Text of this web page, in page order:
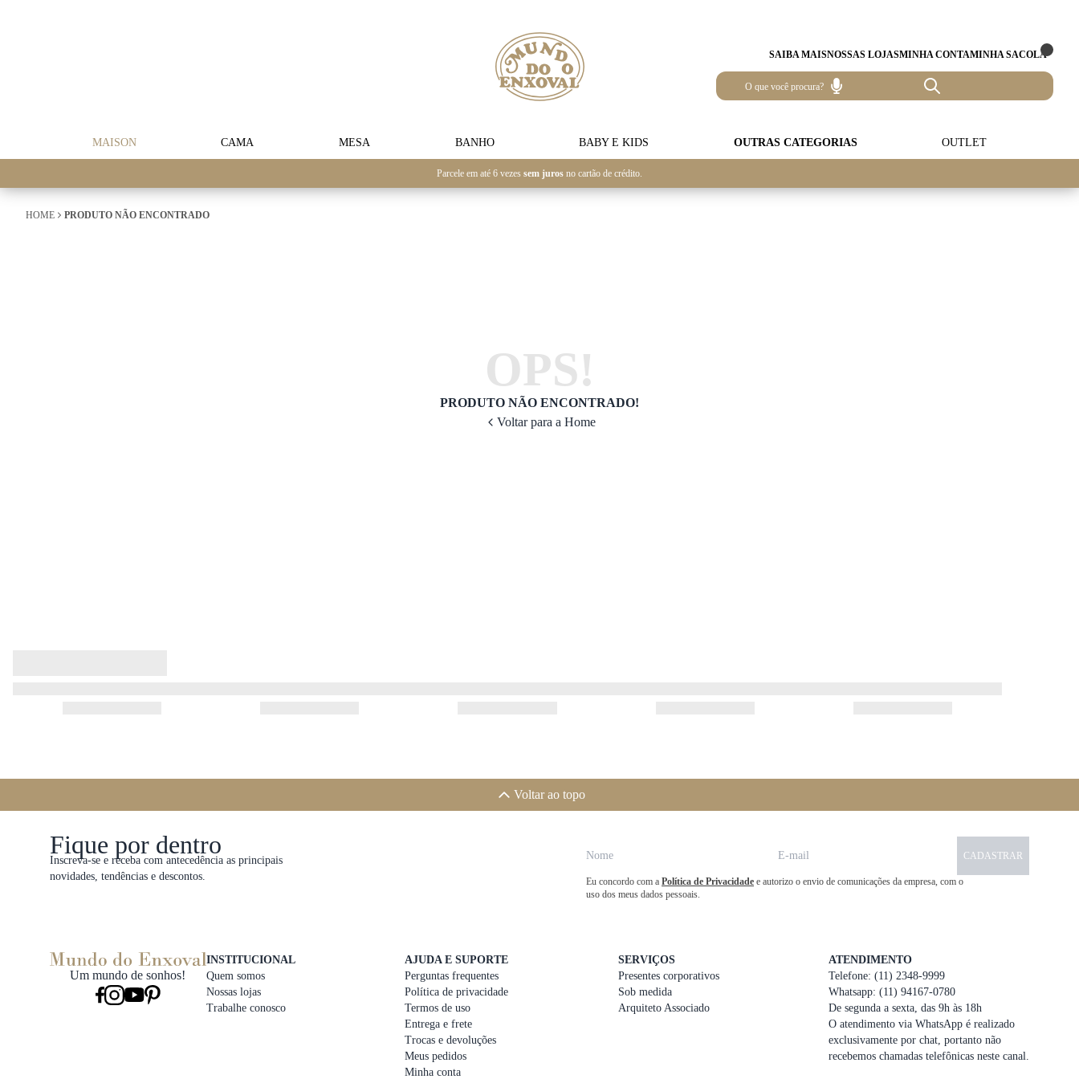
SAIBA MAISNOSSAS LOJASMINHA CONTAMINHA SACOLA
MAISON CAMA MESA BANHO BABY E KIDS OUTRAS CATEGORIAS OUTLET
Parcele em até 6 vezes sem juros no cartão de crédito.
HOME PRODUTO NÃO ENCONTRADO
OPS!
PRODUTO NÃO ENCONTRADO!
Voltar para a Home
Voltar ao topo
Fique por dentro
Inscreva-se e receba com antecedência as principais
novidades, tendências e descontos.
CADASTRAR
Eu concordo com a Política de Privacidade e autorizo o envio de comunicações da empresa, com o
uso dos meus dados pessoais.
Um mundo de sonhos!
INSTITUCIONAL
Quem somos
Nossas lojas
Trabalhe conosco
AJUDA E SUPORTE
Perguntas frequentes
Política de privacidade
Termos de uso
Entrega e frete
Trocas e devoluções
Meus pedidos
Minha conta
SERVIÇOS
Presentes corporativos
Sob medida
Arquiteto Associado
ATENDIMENTO
Telefone: (11) 2348-9999
Whatsapp: (11) 94167-0780
De segunda a sexta, das 9h às 18h
O atendimento via WhatsApp é realizado
exclusivamente por chat, portanto não
recebemos chamadas telefônicas neste canal.